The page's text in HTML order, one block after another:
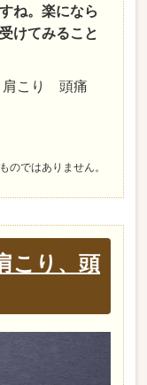
ね。楽になら
けてみること
こり 頭痛
のではありません。
こり、頭